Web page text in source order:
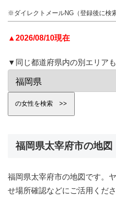
※ダイレクトメールNG（登録後に検
▲2026/08/10現在
▼同じ都道府県内の別エリア
福岡県太宰府市の地図
福岡県太宰府市の地図です。
せ場所確認などにご活用くださ